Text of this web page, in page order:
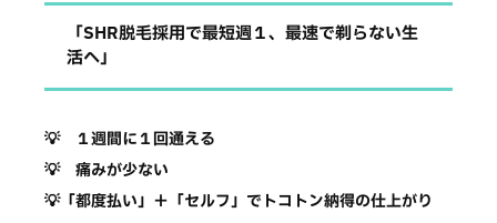
「SHR脱毛採用で最短週１、最速で剃らない生
活へ」
💡 １週間に１回通える
💡 痛みが少ない
💡「都度払い」 ＋「セルフ」でトコトン納得の仕上がり